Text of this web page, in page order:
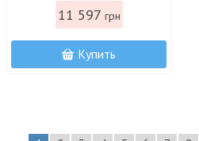
11 597 грн
Купить